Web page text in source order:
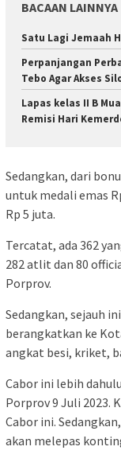
BACAAN LAINNYA
Satu Lagi Jemaah
Perpanjangan
Tebo Agar Akses
Lapas kelas II B
Remisi Hari
Sedangkan, dari
untuk medali emas
Rp 5 juta.
Tercatat, ada 362
282 atlit dan 80
Porprov.
Sedangkan, sejauh
berangkatkan ke
angkat besi, kriket,
Cabor ini lebih
Porprov 9 Juli 2023.
Cabor ini.
akan melepas